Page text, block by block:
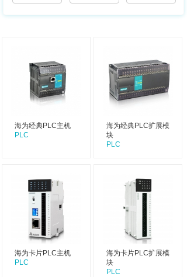
海为经典PLC主机
PLC
海为经典PLC扩展模
块
PLC
海为卡片PLC主机
PLC
海为卡片PLC扩展模
块
PLC